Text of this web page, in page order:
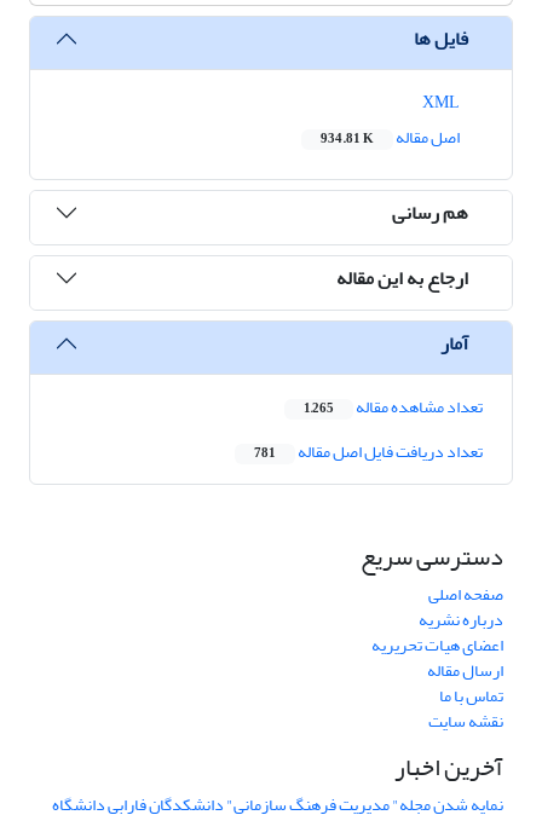
فایل ها
اصل مقاله
934.81 K
هم رسانی
ارجاع به این مقاله
آمار
تعداد مشاهده مقاله 1,265
تعداد دریافت فایل اصل مقاله 781
دسترسی سریع
صفحه اصلی
درباره نشریه
اعضای هیات تحریریه
ارسال مقاله
تماس با ما
نقشه سایت
آخرین اخبار
نمایه شدن مجله" مدیریت فرهنگ سازمانی" دانشکدگان فارابی دانشگاه